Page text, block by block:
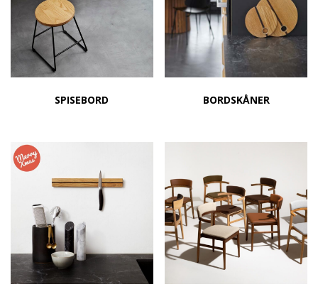
SPISEBORD BORDSKÅNER